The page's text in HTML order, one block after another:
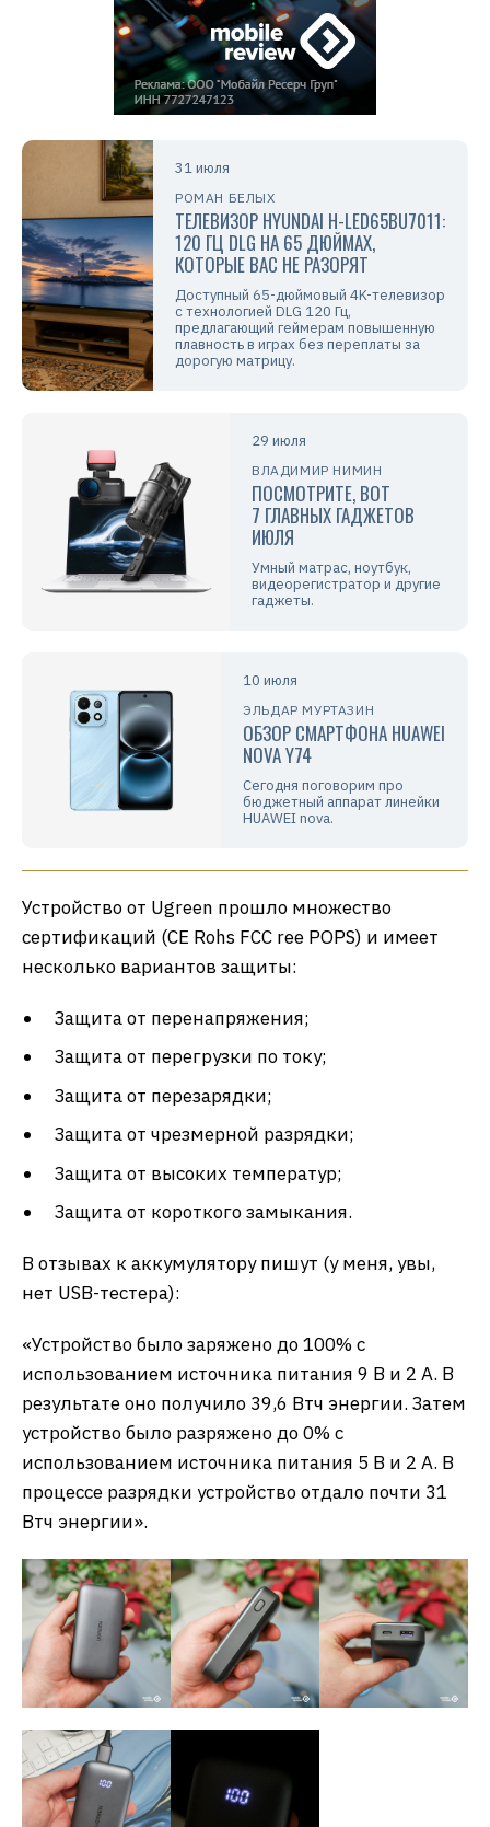
31 июля
РОМАН БЕЛЫХ
ТЕЛЕВИЗОР HYUNDAI H-LED65BU7011:
120 ГЦ DLG НА 65 ДЮЙМАХ,
КОТОРЫЕ ВАС НЕ РАЗОРЯТ
Доступный 65-дюймовый 4K-телевизор
с технологией DLG 120 Гц,
предлагающий геймерам повышенную
плавность в играх без переплаты за
дорогую матрицу.
29 июля
ВЛАДИМИР НИМИН
ПОСМОТРИТЕ, ВОТ
7 ГЛАВНЫХ ГАДЖЕТОВ
ИЮЛЯ
Умный матрас, ноутбук,
видеорегистратор и другие
гаджеты.
10 июля
ЭЛЬДАР МУРТАЗИН
ОБЗОР СМАРТФОНА HUAWEI
NOVA Y74
Сегодня поговорим про
бюджетный аппарат линейки
HUAWEI nova.
Устройство от Ugreen прошло множество
сертификаций (CE Rohs FCC ree POPS) и имеет
несколько вариантов защиты:
Защита от перенапряжения;
Защита от перегрузки по току;
Защита от перезарядки;
Защита от чрезмерной разрядки;
Защита от высоких температур;
Защита от короткого замыкания.
В отзывах к аккумулятору пишут (у меня, увы,
нет USB-тестера):
«Устройство было заряжено до 100% с
использованием источника питания 9 В и 2 А. В
результате оно получило 39,6 Втч энергии. Затем
устройство было разряжено до 0% с
использованием источника питания 5 В и 2 А. В
процессе разрядки устройство отдало почти 31
Втч энергии».